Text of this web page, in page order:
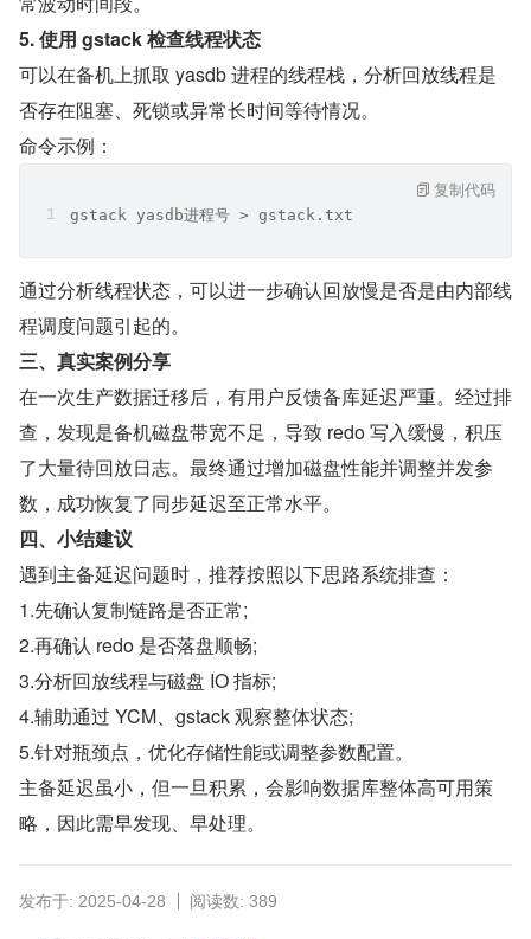
5. 使用 gstack 检查线程状态
可以在备机上抓取 yasdb 进程的线程栈，分析回放线程是
否存在阻塞、死锁或异常长时间等待情况。
命令示例：
gstack yasdb进程号 > gstack.txt
复制代码
通过分析线程状态，可以进一步确认回放慢是否是由内部线
程调度问题引起的。
三、真实案例分享
在一次生产数据迁移后，有用户反馈备库延迟严重。经过排
查，发现是备机磁盘带宽不足，导致 redo 写入缓慢，积压
了大量待回放日志。最终通过增加磁盘性能并调整并发参
数，成功恢复了同步延迟至正常水平。
四、小结建议
遇到主备延迟问题时，推荐按照以下思路系统排查：
1.先确认复制链路是否正常;
2.再确认 redo 是否落盘顺畅;
3.分析回放线程与磁盘 IO 指标;
4.辅助通过 YCM、gstack 观察整体状态;
5.针对瓶颈点，优化存储性能或调整参数配置。
主备延迟虽小，但一旦积累，会影响数据库整体高可用策
略，因此需早发现、早处理。
发布于: 2025-04-28 阅读数: 389